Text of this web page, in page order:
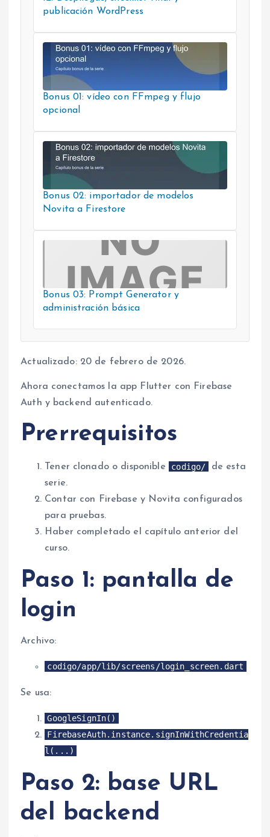
publicación WordPress
Bonus 01: vídeo con FFmpeg y flujo
opcional
Bonus 02: importador de modelos
Novita a Firestore
Bonus 03: Prompt Generator y
administración básica
Actualizado: 20 de febrero de 2026.
Ahora conectamos la app Flutter con Firebase
Auth y backend autenticado.
Prerrequisitos
Tener clonado o disponible codigo/
de esta
serie.
Contar con Firebase y Novita configurados
para pruebas.
Haber completado el capítulo anterior del
curso.
Paso 1: pantalla de
login
Archivo:
codigo/app/lib/screens/login_screen.dart
Se usa:
GoogleSignIn()
FirebaseAuth.instance.signInWithCredentia
l(...)
Paso 2: base URL
del backend